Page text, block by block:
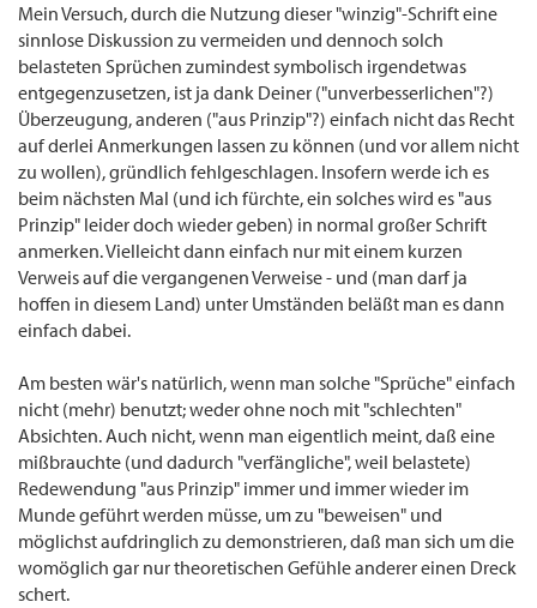
Mein Versuch, durch die Nutzung dieser "winzig"-Schrift eine
sinnlose Diskussion zu vermeiden und dennoch solch
belasteten Sprüchen zumindest symbolisch irgendetwas
entgegenzusetzen, ist ja dank Deiner ("unverbesserlichen"?)
Überzeugung, anderen ("aus Prinzip"?) einfach nicht das Recht
auf derlei Anmerkungen lassen zu können (und vor allem nicht
zu wollen), gründlich fehlgeschlagen. Insofern werde ich es
beim nächsten Mal (und ich fürchte, ein solches wird es "aus
Prinzip" leider doch wieder geben) in normal großer Schrift
anmerken. Vielleicht dann einfach nur mit einem kurzen
Verweis auf die vergangenen Verweise - und (man darf ja
hoffen in diesem Land) unter Umständen beläßt man es dann
einfach dabei.
Am besten wär's natürlich, wenn man solche "Sprüche" einfach
nicht (mehr) benutzt; weder ohne noch mit "schlechten"
Absichten. Auch nicht, wenn man eigentlich meint, daß eine
mißbrauchte (und dadurch "verfängliche", weil belastete)
Redewendung "aus Prinzip" immer und immer wieder im
Munde geführt werden müsse, um zu "beweisen" und
möglichst aufdringlich zu demonstrieren, daß man sich um die
womöglich gar nur theoretischen Gefühle anderer einen Dreck
schert.